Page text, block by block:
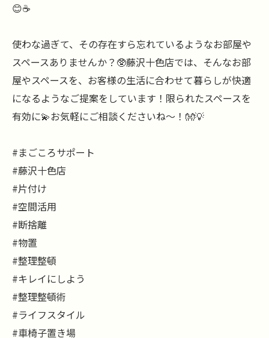
😊☕️
使わな過ぎて、その存在すら忘れているようなお部屋や
スペースありませんか？🥸藤沢十色店では、そんなお部
屋やスペースを、お客様の生活に合わせて暮らしが快適
になるようなご提案をしています！限られたスペースを
有効に💫お気軽にご相談くださいね～！👐💡
#まごころサポート
#藤沢十色店
#片付け
#空間活用
#断捨離
#物置
#整理整頓
#キレイにしよう
#整理整頓術
#ライフスタイル
#車椅子置き場